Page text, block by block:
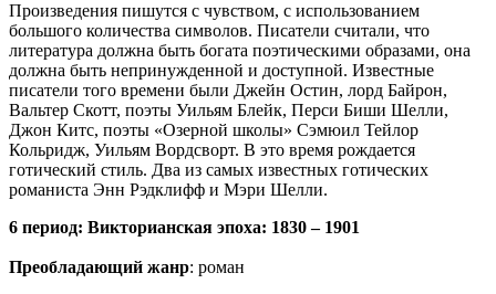
Произведения пишутся с чувством, с использованием
большого количества символов. Писатели считали, что
литература должна быть богата поэтическими образами, она
должна быть непринужденной и доступной. Известные
писатели того времени были Джейн Остин, лорд Байрон,
Вальтер Скотт, поэты Уильям Блейк, Перси Биши Шелли,
Джон Китс, поэты «Озерной школы» Сэмюил Тейлор
Кольридж, Уильям Вордсворт. В это время рождается
готический стиль. Два из самых известных готических
романиста Энн Рэдклифф и Мэри Шелли.
6 период: Викторианская эпоха: 1830 – 1901
Преобладающий жанр: роман